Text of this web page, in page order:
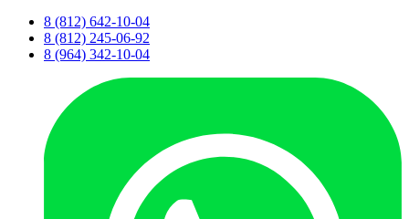
8 (812) 642-10-04
8 (812) 245-06-92
8 (964) 342-10-04